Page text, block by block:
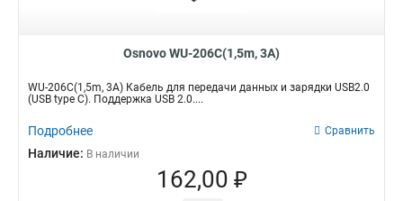
Osnovo WU-206C(1,5m, 3А)
WU-206C(1,5m, 3А) Кабель для передачи данных и зарядки USB2.0
(USB type C). Поддержка USB 2.0....
Подробнее Сравнить
Наличие: В наличии
162,00 ₽